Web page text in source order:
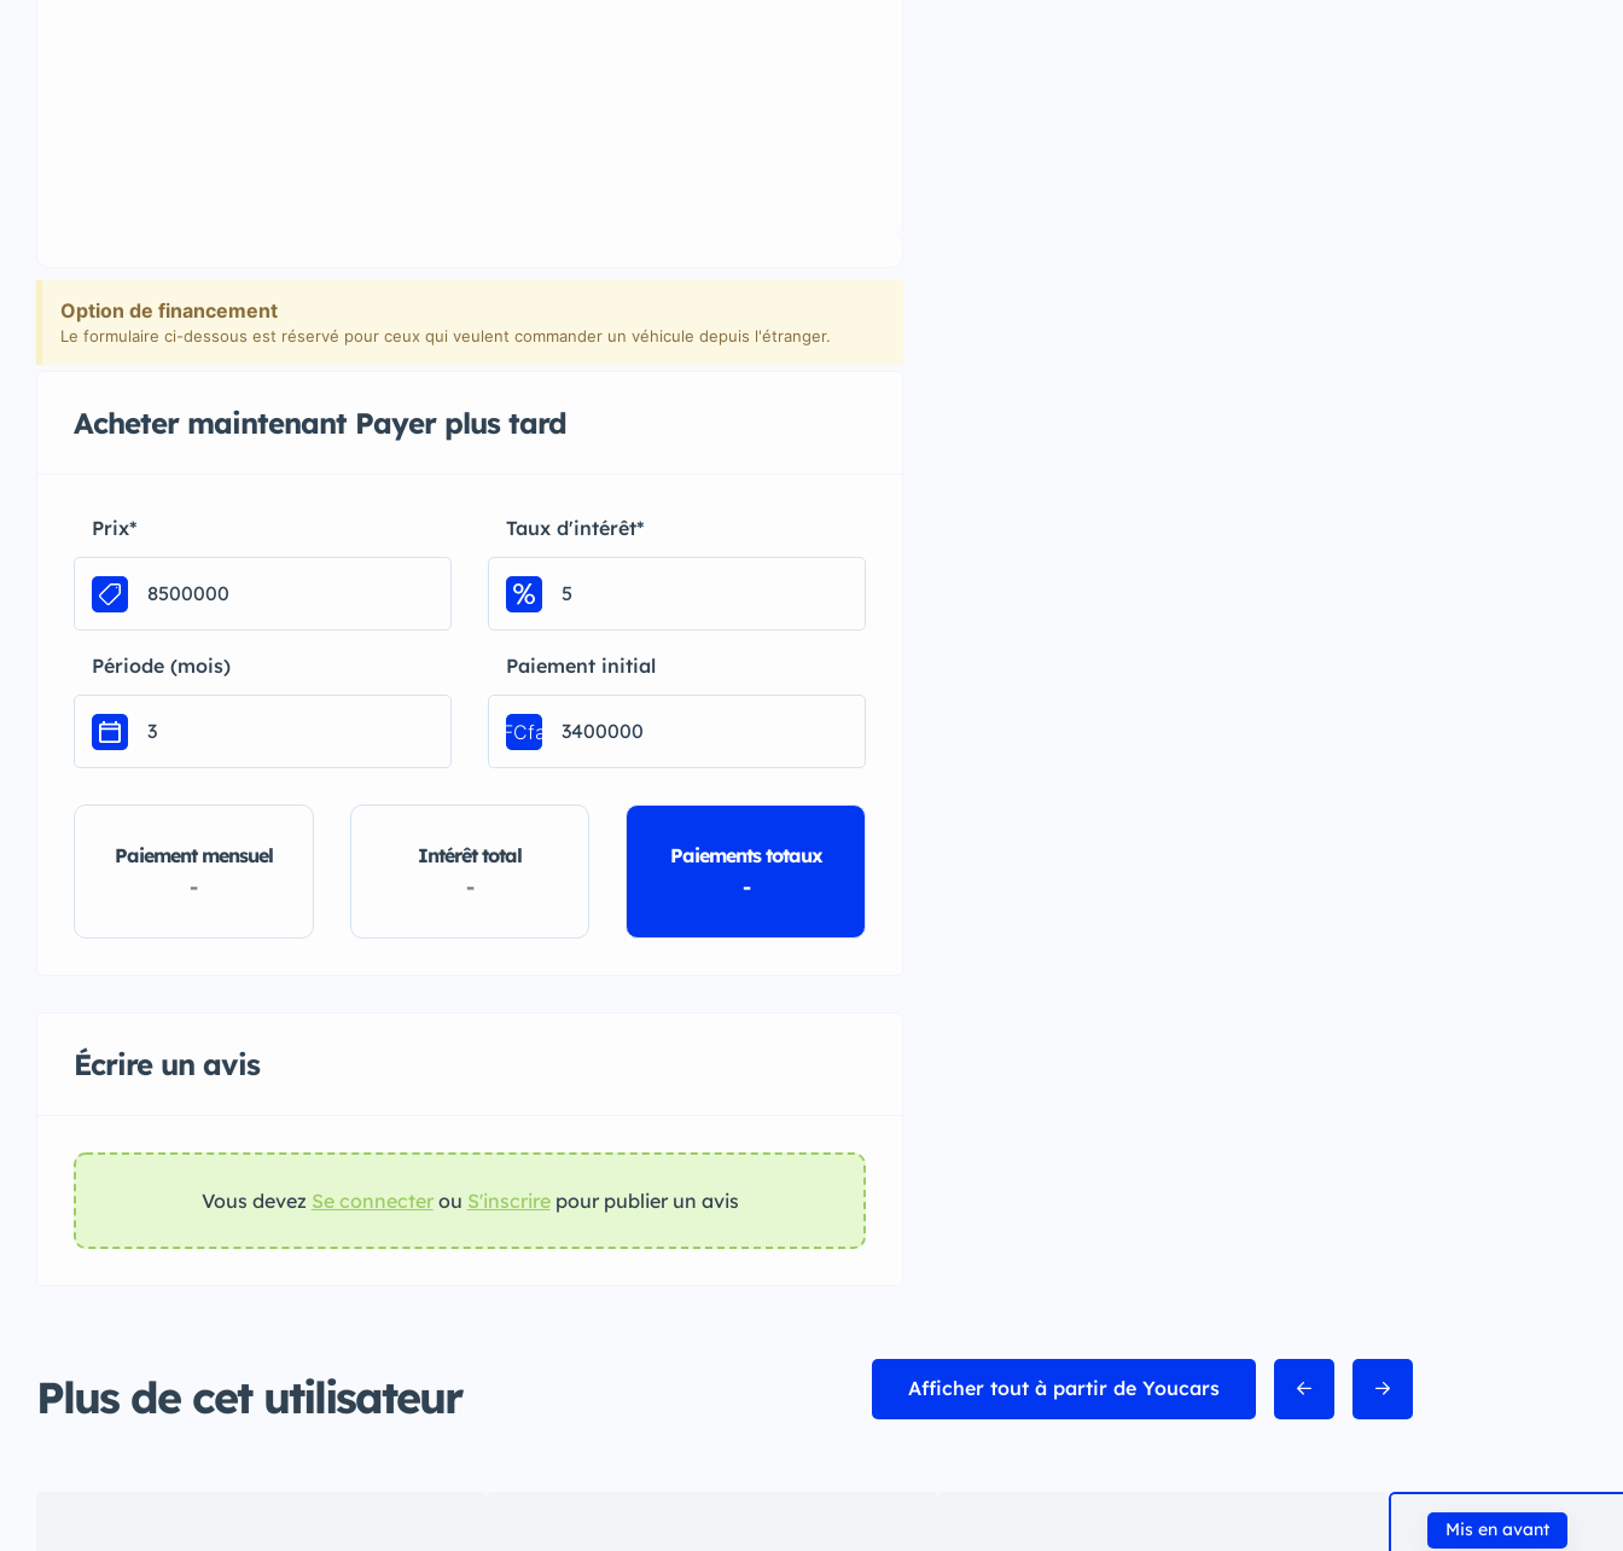
Option de financement
Le formulaire ci-dessous est réservé pour ceux qui veulent commander un véhicule depuis l'étranger.
Acheter maintenant Payer plus tard
Prix* Taux d'intérêt*
Période (mois) Paiement initial
FCfa
Paiement mensuel
-
Intérêt total
-
Paiements totaux
-
Écrire un avis
Vous devez Se connecter ou S'inscrire pour publier un avis
Plus de cet utilisateur Afficher tout à partir de Youcars
Mis en avant